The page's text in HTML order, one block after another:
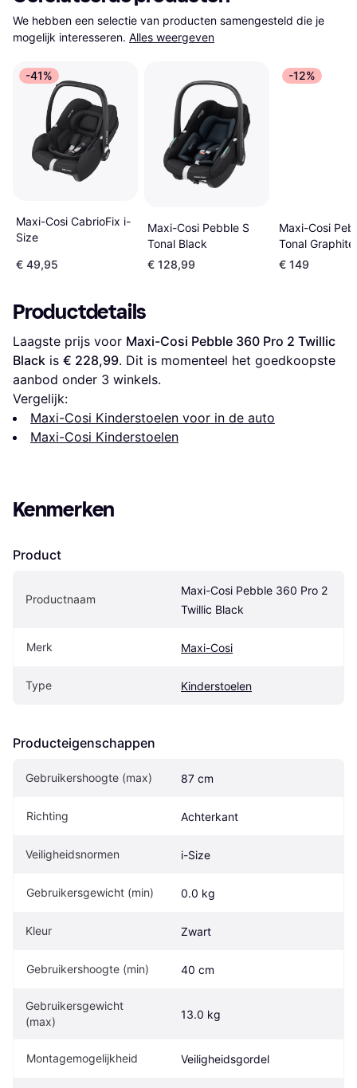
We hebben een selectie van producten samengesteld die je
mogelijk interesseren. Alles weergeven
-41%
Maxi-Cosi CabrioFix i-
Size
€ 49,95
Maxi-Cosi Pebble S
Tonal Black
€ 128,99
-12%
Maxi-Cosi
Tonal Graphite
€ 149
Productdetails
Laagste prijs voor Maxi-Cosi Pebble 360 Pro 2 Twillic
Black is € 228,99. Dit is momenteel het goedkoopste
aanbod onder 3 winkels.
Vergelijk:
Maxi-Cosi Kinderstoelen voor in de auto
Maxi-Cosi Kinderstoelen
Kenmerken
Product
Productnaam
Maxi-Cosi Pebble 360 Pro 2
Twillic Black
Merk Maxi-Cosi
Type Kinderstoelen
Producteigenschappen
Gebruikershoogte (max) 87 cm
Richting Achterkant
Veiligheidsnormen i-Size
Gebruikersgewicht (min) 0.0 kg
Kleur Zwart
Gebruikershoogte (min) 40 cm
Gebruikersgewicht
(max)
13.0 kg
Montagemogelijkheid Veiligheidsgordel